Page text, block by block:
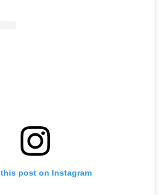
post on Instagram